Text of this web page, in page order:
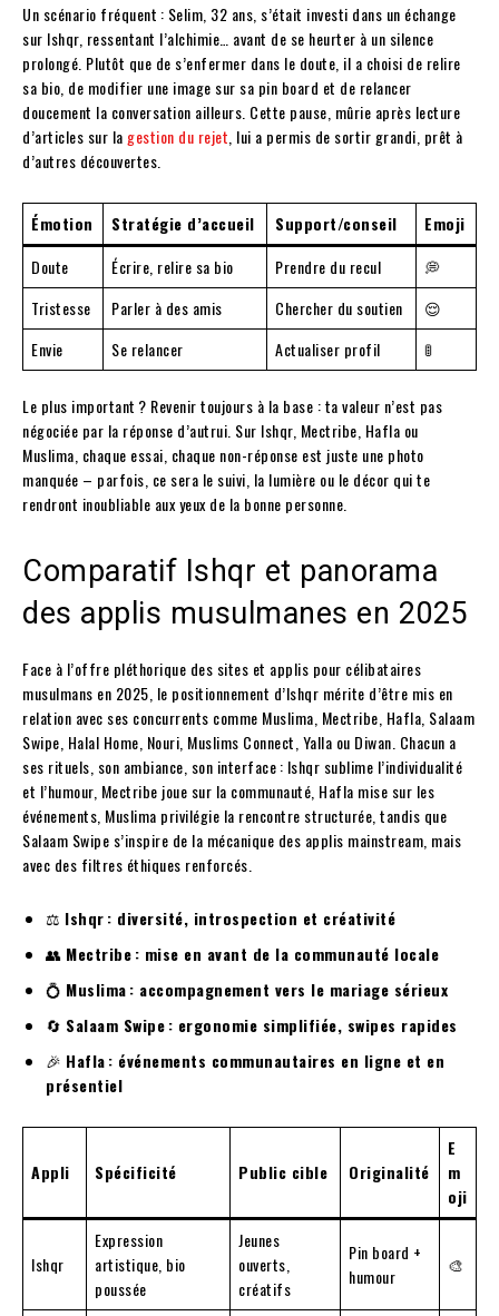
Un scénario fréquent : Selim, 32 ans, s’était investi dans un échange
sur Ishqr, ressentant l’alchimie… avant de se heurter à un silence
prolongé. Plutôt que de s’enfermer dans le doute, il a choisi de relire
sa bio, de modifier une image sur sa pin board et de relancer
doucement la conversation ailleurs. Cette pause, mûrie après lecture
d’articles sur la gestion du rejet , lui a permis de sortir grandi, prêt à
d’autres découvertes.
Émotion Stratégie d’accueil Support/conseil
Emoji
Doute
Écrire, relire sa bio Prendre du recul
💭
Tristesse
Parler à des amis Chercher du soutien
😌
Envie
Se relancer Actualiser profil 🚦
Le plus important ? Revenir toujours à la base : ta valeur n’est pas
négociée par la réponse d’autrui. Sur Ishqr, Mectribe, Hafla ou
Muslima, chaque essai, chaque non-réponse est juste une photo
manquée – parfois, ce sera le suivi, la lumière ou le décor qui te
rendront inoubliable aux yeux de la bonne personne.
Comparatif Ishqr et panorama
des applis musulmanes en 2025
Face à l’offre pléthorique des sites et applis pour célibataires
musulmans en 2025, le positionnement d’Ishqr mérite d’être mis en
relation avec ses concurrents comme Muslima, Mectribe, Hafla, Salaam
Swipe, Halal Home, Nouri, Muslims Connect, Yalla ou Diwan. Chacun a
ses rituels, son ambiance, son interface : Ishqr sublime l’individualité
et l’humour, Mectribe joue sur la communauté, Hafla mise sur les
événements, Muslima privilégie la rencontre structurée, tandis que
Salaam Swipe s’inspire de la mécanique des applis mainstream, mais
avec des filtres éthiques renforcés.
⚖️ Ishqr : diversité, introspection et créativité
👥 Mectribe : mise en avant de la communauté locale
💍 Muslima : accompagnement vers le mariage sérieux
🔄 Salaam Swipe : ergonomie simplifiée, swipes rapides
🎉 Hafla : événements communautaires en ligne et en
présentiel
Appli Spécificité Public cible Originalité
E
m
oji
Ishqr
Expression
artistique, bio
poussée
Jeunes
ouverts,
créatifs
Pin board +
humour
🎨